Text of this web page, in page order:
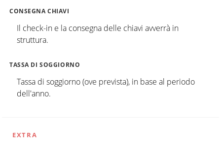
CONSEGNA CHIAVI
Il check-in e la consegna delle chiavi avverrà in
struttura.
TASSA DI SOGGIORNO
Tassa di soggiorno (ove prevista), in base al periodo
dell'anno.
EXTRA